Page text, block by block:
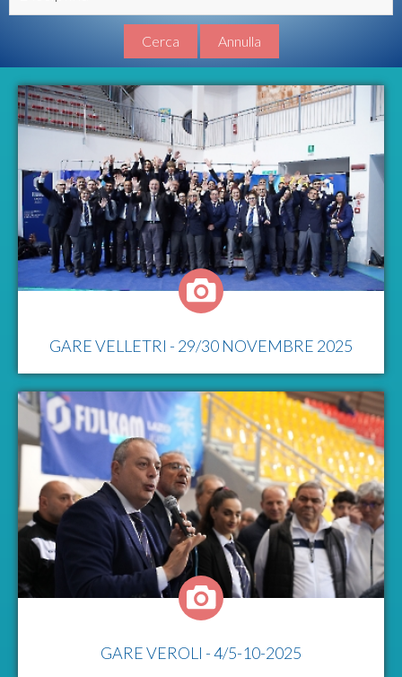
Cerca Annulla
GARE VELLETRI - 29/30 NOVEMBRE 2025
GARE VEROLI - 4/5-10-2025